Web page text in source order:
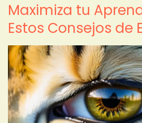
Maximiza tu
Estos Consejos de